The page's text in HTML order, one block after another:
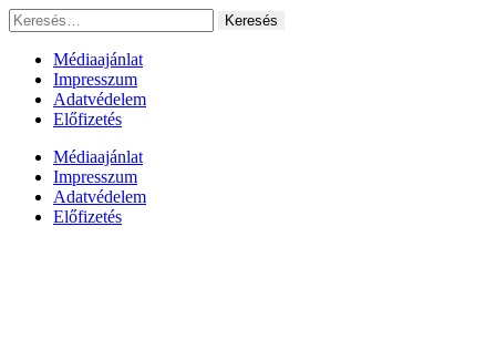
Ugrás
a
tartalomhoz
Keresés:
Médiaajánlat
Impresszum
Adatvédelem
Előfizetés
Médiaajánlat
Impresszum
Adatvédelem
Előfizetés